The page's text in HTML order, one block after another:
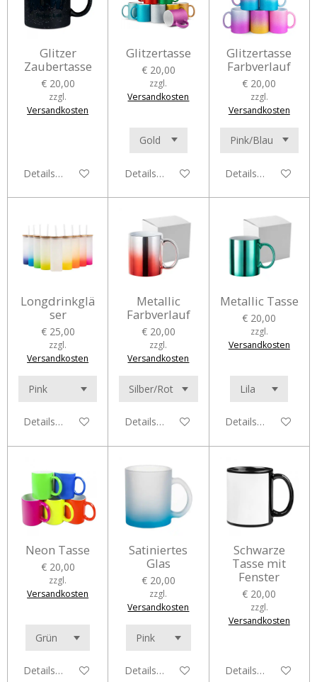
Glitzer
Zaubertasse
€ 20,00
zzgl.
Versandkosten
Details anzeigen
Glitzertasse
€ 20,00
zzgl.
Versandkosten
Details anzeigen
Glitzertasse
Farbverlauf
€ 20,00
zzgl.
Versandkosten
Details anzeigen
Longdrinkglä
ser
€ 25,00
zzgl.
Versandkosten
Details anzeigen
Metallic
Farbverlauf
€ 20,00
zzgl.
Versandkosten
Details anzeigen
Metallic Tasse
€ 20,00
zzgl.
Versandkosten
Details anzeigen
Neon Tasse
€ 20,00
zzgl.
Versandkosten
Details anzeigen
Satiniertes
Glas
€ 20,00
zzgl.
Versandkosten
Details anzeigen
Schwarze
Tasse mit
Fenster
€ 20,00
zzgl.
Versandkosten
Details anzeigen